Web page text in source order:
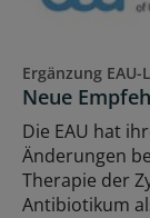
Ergänzung
Neue
Die EAU hat
Änderungen
Therapie der
Antibiotikum